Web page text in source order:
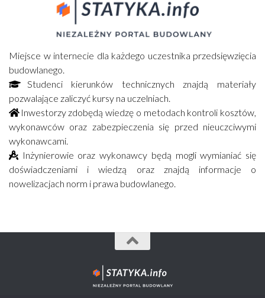
Miejsce w internecie dla każdego uczestnika przedsięwzięcia
budowlanego.
Studenci kierunków technicznych znajdą materiały
pozwalające zaliczyć kursy na uczelniach.
Inwestorzy zdobędą wiedzę o metodach kontroli kosztów,
wykonawców oraz zabezpieczenia się przed nieuczciwymi
wykonawcami.
Inżynierowie oraz wykonawcy będą mogli wymianiać się
doświadczeniami i wiedzą oraz znajdą informacje o
nowelizacjach norm i prawa budowlanego.